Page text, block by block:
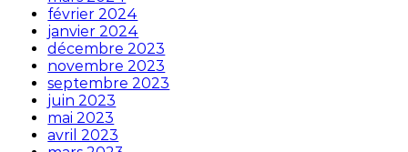
février 2024
janvier 2024
décembre 2023
novembre 2023
septembre 2023
juin 2023
mai 2023
avril 2023